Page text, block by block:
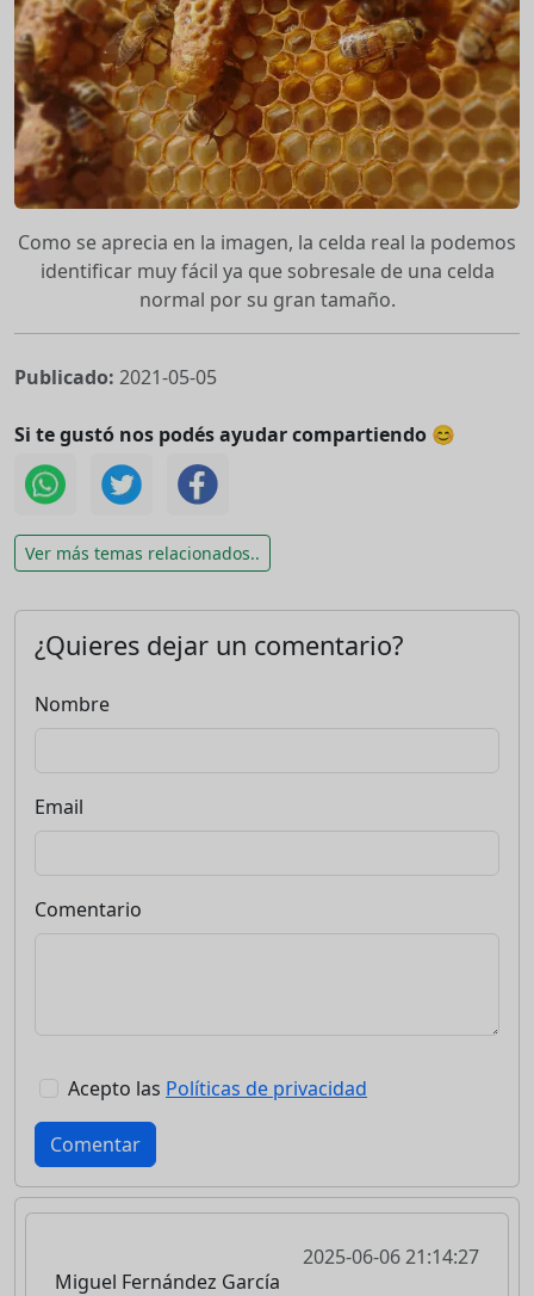
Como se aprecia en la imagen, la celda real la podemos
identificar muy fácil ya que sobresale de una celda
normal por su gran tamaño.
Publicado: 2021-05-05
Si te gustó nos podés ayudar compartiendo 😊
Ver más temas relacionados..
¿Quieres dejar un comentario?
Nombre
Email
Comentario
Acepto las Políticas de privacidad
Comentar
2025-06-06 21:14:27
Miguel Fernández García